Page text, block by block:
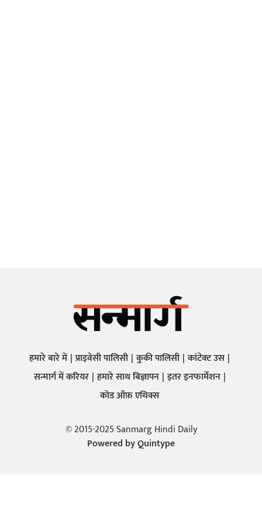
हमारे बारे में प्राइवेसी पालिसी कुकी पालिसी कांटेक्ट उस
सन्मार्ग में करियर हमारे साथ बिज्ञापन इतर इनफार्मेशन
कोड ऑफ़ एथिक्स
© 2015-2025 Sanmarg Hindi Daily
Powered byQuintype